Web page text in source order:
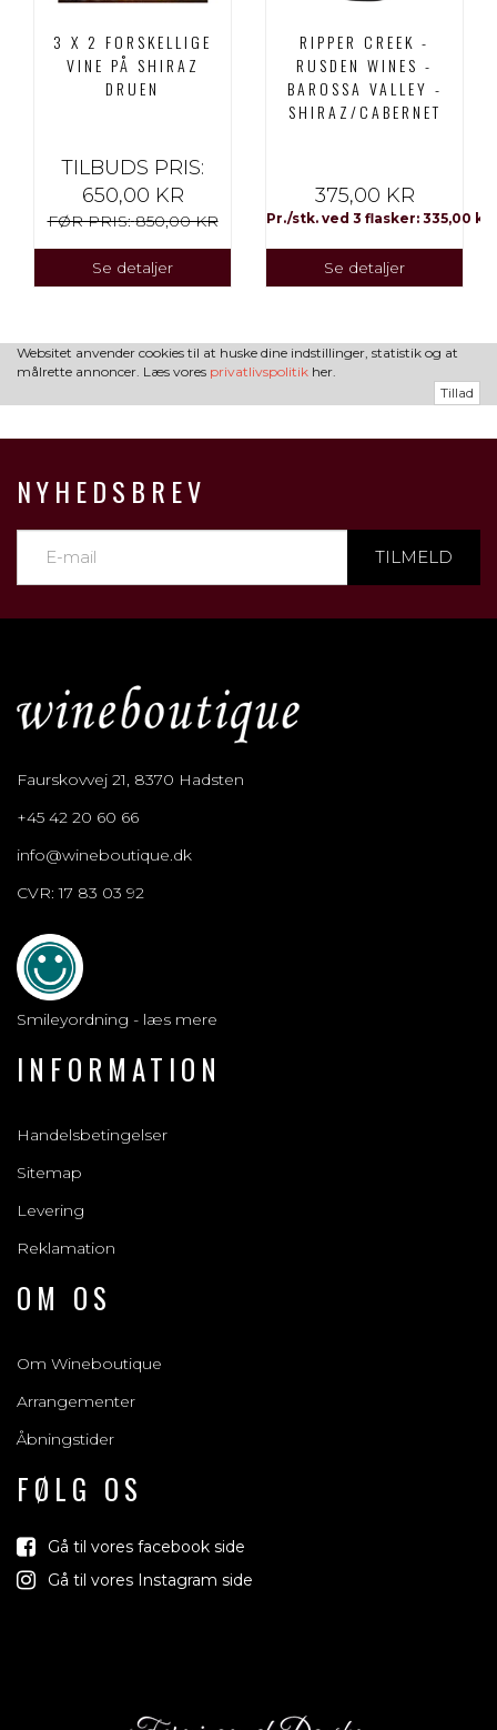
3 X 2 FORSKELLIGE
VINE PÅ SHIRAZ
DRUEN
TILBUDS PRIS:
650,00 KR
FØR PRIS: 850,00 KR
Se detaljer
RIPPER CREEK -
RUSDEN WINES -
BAROSSA VALLEY -
SHIRAZ/CABERNET
375,00 KR
Pr./stk. ved 3 flasker: 335,00 kr
Se detaljer
Websitet anvender cookies til at huske dine indstillinger, statistik og at
målrette annoncer. Læs vores privatlivspolitik her.
Tillad
NYHEDSBREV
TILMELD
Faurskovvej 21, 8370 Hadsten
+45 42 20 60 66
info@wineboutique.dk
CVR: 17 83 03 92
Smileyordning - læs mere
INFORMATION
Handelsbetingelser
Sitemap
Levering
Reklamation
OM OS
Om Wineboutique
Arrangementer
Åbningstider
FØLG OS
Gå til vores facebook side
Gå til vores Instagram side